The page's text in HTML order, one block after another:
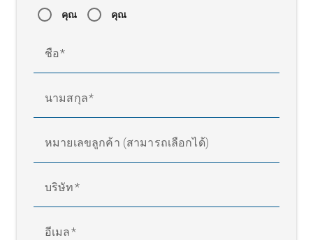
คุณ คุณ
ชื่อ
นามสกุล
หมายเลขลูกค้า (สามารถเลือกได้)
บริษัท
อีเมล